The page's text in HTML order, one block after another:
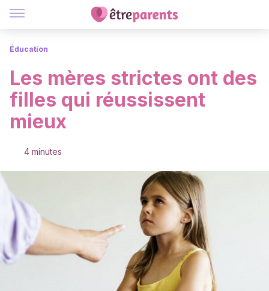
Éducation
Les mères strictes ont des
filles qui réussissent
mieux
4 minutes